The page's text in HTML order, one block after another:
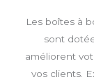
Les boîtes à
sont
améliorent
vos clients.